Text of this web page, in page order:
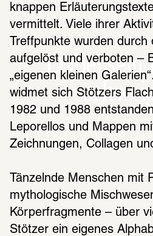
„Dabei
knappen
vermittelt. Viele ihrer
Treffpunkte wurden
aufgelöst und verboten –
„eigenen kleinen
widmet sich Stötzers
1982 und 1988
Leporellos und Mappen
Zeichnungen, Collagen
Tänzelnde Menschen mit
mythologische
Körperfragmente – über
Stötzer ein eigenes